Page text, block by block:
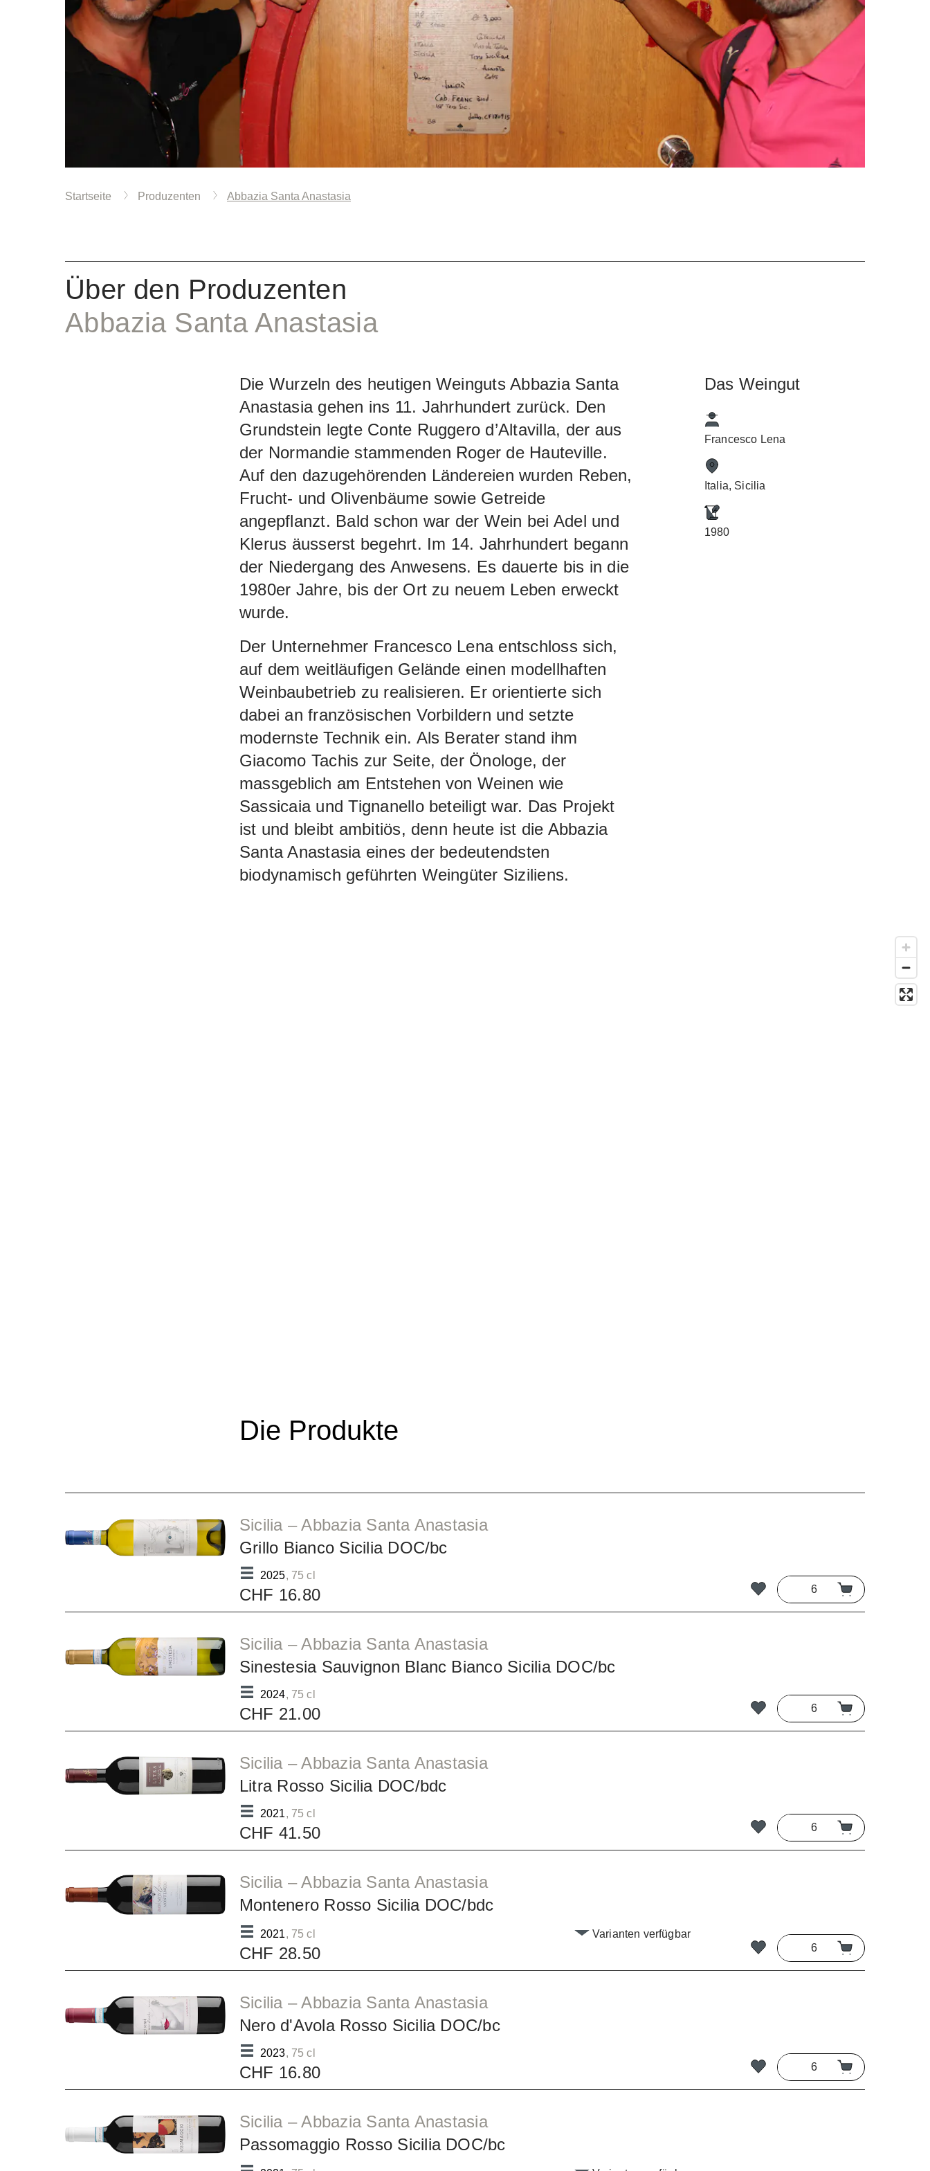
Startseite Produzenten Abbazia Santa Anastasia
Über den Produzenten
Abbazia Santa Anastasia
Die Wurzeln des heutigen Weinguts Abbazia Santa
Anastasia gehen ins 11. Jahrhundert zurück. Den
Grundstein legte Conte Ruggero d’Altavilla, der aus
der Normandie stammenden Roger de Hauteville.
Auf den dazugehörenden Ländereien wurden Reben,
Frucht- und Olivenbäume sowie Getreide
angepflanzt. Bald schon war der Wein bei Adel und
Klerus äusserst begehrt. Im 14. Jahrhundert begann
der Niedergang des Anwesens. Es dauerte bis in die
1980er Jahre, bis der Ort zu neuem Leben erweckt
wurde.
Der Unternehmer Francesco Lena entschloss sich,
auf dem weitläufigen Gelände einen modellhaften
Weinbaubetrieb zu realisieren. Er orientierte sich
dabei an französischen Vorbildern und setzte
modernste Technik ein. Als Berater stand ihm
Giacomo Tachis zur Seite, der Önologe, der
massgeblich am Entstehen von Weinen wie
Sassicaia und Tignanello beteiligt war. Das Projekt
ist und bleibt ambitiös, denn heute ist die Abbazia
Santa Anastasia eines der bedeutendsten
biodynamisch geführten Weingüter Siziliens.
Das Weingut
Francesco Lena
Italia, Sicilia
1980
Die Produkte
Sicilia – Abbazia Santa Anastasia
Grillo Bianco Sicilia DOC/bc
2025, 75 cl
CHF 16.80
Sicilia – Abbazia Santa Anastasia
Sinestesia Sauvignon Blanc Bianco Sicilia DOC/bc
2024, 75 cl
CHF 21.00
Sicilia – Abbazia Santa Anastasia
Litra Rosso Sicilia DOC/bdc
2021, 75 cl
CHF 41.50
Sicilia – Abbazia Santa Anastasia
Montenero Rosso Sicilia DOC/bdc
2021, 75 cl Varianten verfügbar
CHF 28.50
Sicilia – Abbazia Santa Anastasia
Nero d'Avola Rosso Sicilia DOC/bc
2023, 75 cl
CHF 16.80
Sicilia – Abbazia Santa Anastasia
Passomaggio Rosso Sicilia DOC/bc